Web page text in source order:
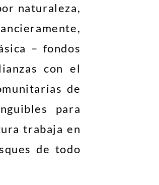
naturaleza,
– fondos
con el
de
para
trabaja en
de todo